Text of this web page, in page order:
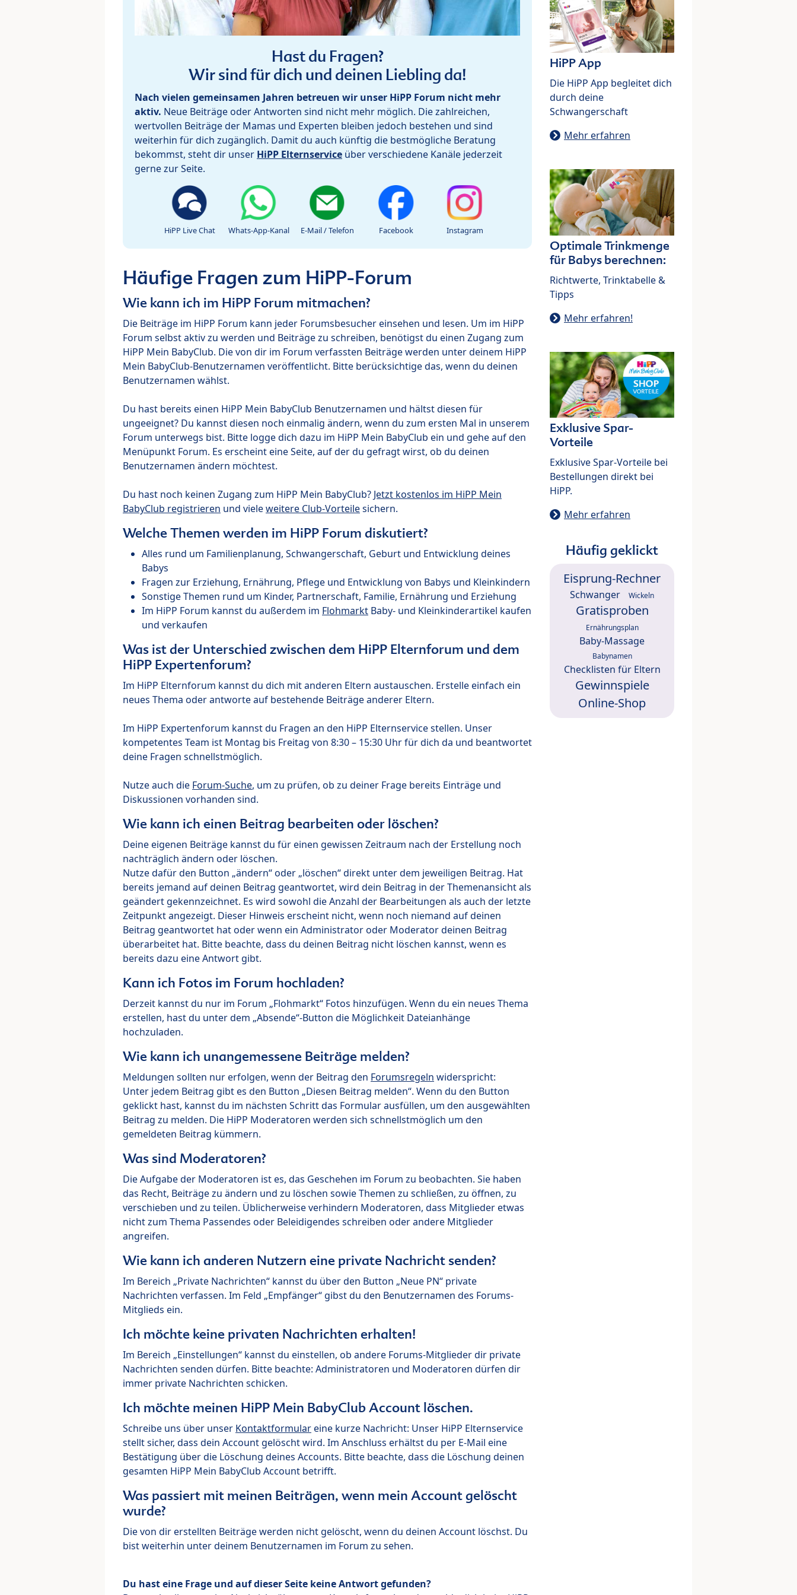
Hast du Fragen?
Wir sind für dich und deinen Liebling da!
Nach vielen gemeinsamen Jahren betreuen wir unser HiPP Forum nicht mehr
aktiv. Neue Beiträge oder Antworten sind nicht mehr möglich. Die zahlreichen,
wertvollen Beiträge der Mamas und Experten bleiben jedoch bestehen und sind
weiterhin für dich zugänglich. Damit du auch künftig die bestmögliche Beratung
bekommst, steht dir unser HiPP Elternservice über verschiedene Kanäle jederzeit
gerne zur Seite.
HiPP Live Chat Whats-App-Kanal E-Mail / Telefon Facebook Instagram
Häufige Fragen zum HiPP-Forum
Wie kann ich im HiPP Forum mitmachen?
Die Beiträge im HiPP Forum kann jeder Forumsbesucher einsehen und lesen. Um im HiPP
Forum selbst aktiv zu werden und Beiträge zu schreiben, benötigst du einen Zugang zum
HiPP Mein BabyClub. Die von dir im Forum verfassten Beiträge werden unter deinem HiPP
Mein BabyClub-Benutzernamen veröffentlicht. Bitte berücksichtige das, wenn du deinen
Benutzernamen wählst.
Du hast bereits einen HiPP Mein BabyClub Benutzernamen und hältst diesen für
ungeeignet? Du kannst diesen noch einmalig ändern, wenn du zum ersten Mal in unserem
Forum unterwegs bist. Bitte logge dich dazu im HiPP Mein BabyClub ein und gehe auf den
Menüpunkt Forum. Es erscheint eine Seite, auf der du gefragt wirst, ob du deinen
Benutzernamen ändern möchtest.
Du hast noch keinen Zugang zum HiPP Mein BabyClub? Jetzt kostenlos im HiPP Mein
BabyClub registrieren und vieleweitere Club-Vorteilesichern.
Welche Themen werden im HiPP Forum diskutiert?
Alles rund um Familienplanung, Schwangerschaft, Geburt und Entwicklung deines
Babys
Fragen zur Erziehung, Ernährung, Pflege und Entwicklung von Babys und Kleinkindern
Sonstige Themen rund um Kinder, Partnerschaft, Familie, Ernährung und Erziehung
Im HiPP Forum kannst du außerdem im Flohmarkt Baby- und Kleinkinderartikel kaufen
und verkaufen
Was ist der Unterschied zwischen dem HiPP Elternforum und dem
HiPP Expertenforum?
Im HiPP Elternforum kannst du dich mit anderen Eltern austauschen. Erstelle einfach ein
neues Thema oder antworte auf bestehende Beiträge anderer Eltern.
Im HiPP Expertenforum kannst du Fragen an den HiPP Elternservice stellen. Unser
kompetentes Team ist Montag bis Freitag von 8:30 – 15:30 Uhr für dich da und beantwortet
deine Fragen schnellstmöglich.
Nutze auch die Forum-Suche, um zu prüfen, ob zu deiner Frage bereits Einträge und
Diskussionen vorhanden sind.
Wie kann ich einen Beitrag bearbeiten oder löschen?
Deine eigenen Beiträge kannst du für einen gewissen Zeitraum nach der Erstellung noch
nachträglich ändern oder löschen.
Nutze dafür den Button „ändern“ oder „löschen“ direkt unter dem jeweiligen Beitrag. Hat
bereits jemand auf deinen Beitrag geantwortet, wird dein Beitrag in der Themenansicht als
geändert gekennzeichnet. Es wird sowohl die Anzahl der Bearbeitungen als auch der letzte
Zeitpunkt angezeigt. Dieser Hinweis erscheint nicht, wenn noch niemand auf deinen
Beitrag geantwortet hat oder wenn ein Administrator oder Moderator deinen Beitrag
überarbeitet hat. Bitte beachte, dass du deinen Beitrag nicht löschen kannst, wenn es
bereits dazu eine Antwort gibt.
Kann ich Fotos im Forum hochladen?
Derzeit kannst du nur im Forum „Flohmarkt“ Fotos hinzufügen. Wenn du ein neues Thema
erstellen, hast du unter dem „Absende“-Button die Möglichkeit Dateianhänge
hochzuladen.
Wie kann ich unangemessene Beiträge melden?
Meldungen sollten nur erfolgen, wenn der Beitrag den Forumsregeln widerspricht:
Unter jedem Beitrag gibt es den Button „Diesen Beitrag melden“. Wenn du den Button
geklickt hast, kannst du im nächsten Schritt das Formular ausfüllen, um den ausgewählten
Beitrag zu melden. Die HiPP Moderatoren werden sich schnellstmöglich um den
gemeldeten Beitrag kümmern.
Was sind Moderatoren?
Die Aufgabe der Moderatoren ist es, das Geschehen im Forum zu beobachten. Sie haben
das Recht, Beiträge zu ändern und zu löschen sowie Themen zu schließen, zu öffnen, zu
verschieben und zu teilen. Üblicherweise verhindern Moderatoren, dass Mitglieder etwas
nicht zum Thema Passendes oder Beleidigendes schreiben oder andere Mitglieder
angreifen.
Wie kann ich anderen Nutzern eine private Nachricht senden?
Im Bereich „Private Nachrichten“ kannst du über den Button „Neue PN“ private
Nachrichten verfassen. Im Feld „Empfänger“ gibst du den Benutzernamen des Forums-
Mitglieds ein.
Ich möchte keine privaten Nachrichten erhalten!
Im Bereich „Einstellungen“ kannst du einstellen, ob andere Forums-Mitglieder dir private
Nachrichten senden dürfen. Bitte beachte: Administratoren und Moderatoren dürfen dir
immer private Nachrichten schicken.
Ich möchte meinen HiPP Mein BabyClub Account löschen.
Schreibe uns über unser Kontaktformulareine kurze Nachricht: Unser HiPP Elternservice
stellt sicher, dass dein Account gelöscht wird. Im Anschluss erhältst du per E-Mail eine
Bestätigung über die Löschung deines Accounts. Bitte beachte, dass die Löschung deinen
gesamten HiPP Mein BabyClub Account betrifft.
Was passiert mit meinen Beiträgen, wenn mein Account gelöscht
wurde?
Die von dir erstellten Beiträge werden nicht gelöscht, wenn du deinen Account löschst. Du
bist weiterhin unter deinem Benutzernamen im Forum zu sehen.
Du hast eine Frage und auf dieser Seite keine Antwort gefunden?
HiPP App
Die HiPP App begleitet dich
durch deine
Schwangerschaft
Mehr erfahren
Optimale Trinkmenge
für Babys berechnen:
Richtwerte, Trinktabelle &
Tipps
Mehr erfahren!
Exklusive Spar-
Vorteile
Exklusive Spar-Vorteile bei
Bestellungen direkt bei
HiPP.
Mehr erfahren
Häufig geklickt
Eisprung-Rechner
Schwanger Wickeln
Gratisproben
Ernährungsplan
Baby-Massage
Babynamen
Checklisten für Eltern
Gewinnspiele
Online-Shop